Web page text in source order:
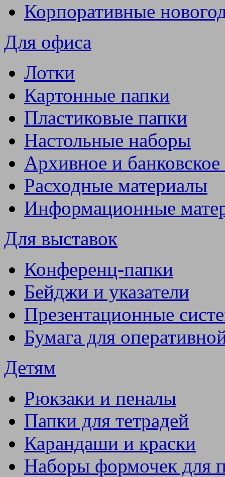
Корпоративные
Для офиса
Лотки
Картонные папки
Пластиковые папки
Настольные наборы
Архивное и
Расходные материалы
Информационные
Для выставок
Конференц-папки
Бейджи и указатели
Презентационные
Бумага для
Детям
Рюкзаки и пеналы
Папки для тетрадей
Карандаши и краски
Наборы формочек для